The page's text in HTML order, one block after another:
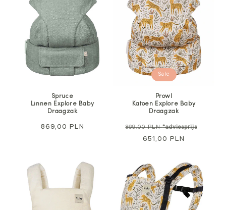
Spruce
Linnen Explore Baby
Draagzak
Normale
869,00 PLN
Sale
Prowl
Katoen Explore Baby
Draagzak
Normale
869,00 PLN*adviesprijs
651,00 PLN